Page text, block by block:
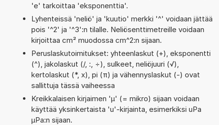
'e' tarkoittaa 'eksponenttia'.
Lyhenteissä 'neliö' ja 'kuutio' merkki '^' voidaan jättää
pois '^2' ja '^3':n tilalle. Neliösenttimetreille voidaan
kirjoittaa cm² muodossa cm^2:n sijaan.
Peruslaskutoimitukset: yhteenlaskut (+), eksponentti
(^), jakolaskut (/, :, ÷), sulkeet, neliöjuuri (√),
kertolaskut (*, x), pi (π) ja vähennyslaskut (-) ovat
sallittuja tässä vaiheessa
Kreikkalaisen kirjaimen 'µ' (= mikro) sijaan voidaan
käyttää yksinkertaista 'u'-kirjainta, esimerkiksi uPa
µPa:n sijaan.